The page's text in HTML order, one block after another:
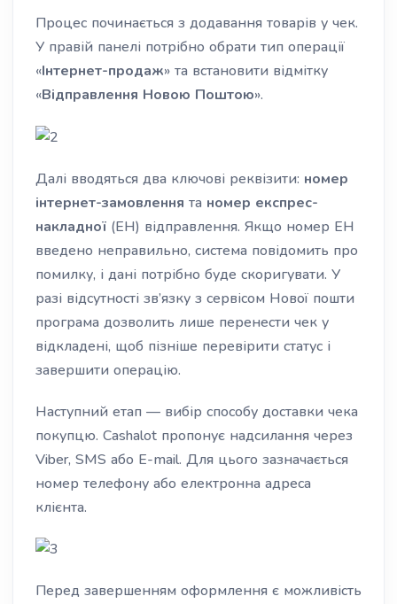
Процес починається з додавання товарів у чек.
У правій панелі потрібно обрати тип операції
«Інтернет-продаж» та встановити відмітку
«Відправлення Новою Поштою».
Далі вводяться два ключові реквізити: номер
інтернет-замовлення та номер експрес-
накладної (ЕН) відправлення. Якщо номер ЕН
введено неправильно, система повідомить про
помилку, і дані потрібно буде скоригувати. У
разі відсутності зв’язку з сервісом Нової пошти
програма дозволить лише перенести чек у
відкладені, щоб пізніше перевірити статус і
завершити операцію.
Наступний етап — вибір способу доставки чека
покупцю. Cashalot пропонує надсилання через
Viber, SMS або E-mail. Для цього зазначається
номер телефону або електронна адреса
клієнта.
Перед завершенням оформлення є можливість